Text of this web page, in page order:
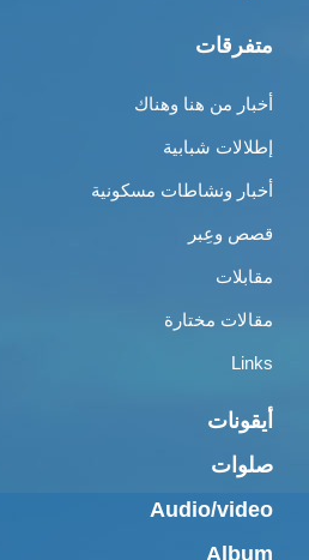
متفرقات
أخبار من هنا وهناك
إطلالات شبابية
أخبار ونشاطات مسكونية
قصص وعِبر
مقابلات
مقالات مختارة
Links
أيقونات
صلوات
Audio/video
Album